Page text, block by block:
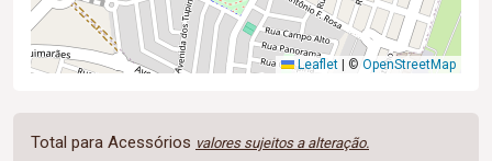
Leaflet © OpenStreetMap
Total para Acessórios valores sujeitos a alteração.